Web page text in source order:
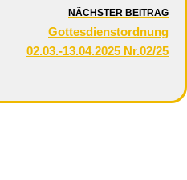
NÄCHSTER BEITRAG
Gottesdienstordnung
02.03.-13.04.2025 Nr.02/25